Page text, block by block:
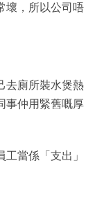
壞，所以公司唔
去廁所裝水煲熱
事仲用緊舊嘅厚
當係「支出」